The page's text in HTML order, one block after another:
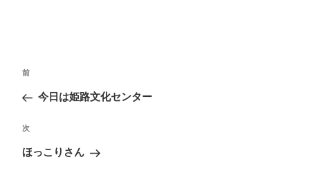
投
ナ
ビ
ゲ
ー
前
の
稿
前
今日は姫路文化センター
次
の
次
ほっこりさん